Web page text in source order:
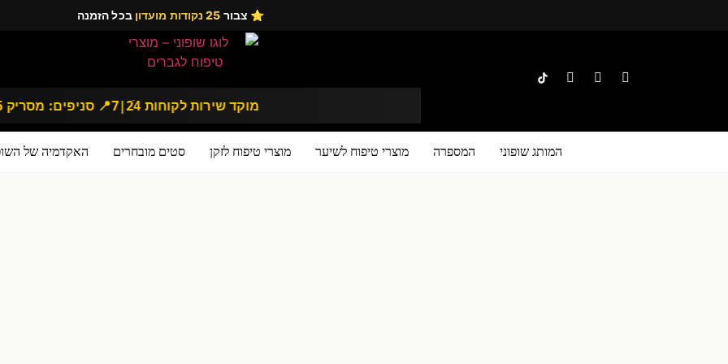
בלוג טיפוח לגברים תקנון ותנאי שימוש
מוקד שירות לקוחות 24ֿ|7 📍 סניפים: מסריק 16 | דיזנגוף 167,
המותג שופוני המספרה מוצרי טיפוח לשיער מוצרי טיפוח לזקן סטים מובחרים האקדמיה של
⭐ צבור 25 נקודות מועדון בכל הזמנה